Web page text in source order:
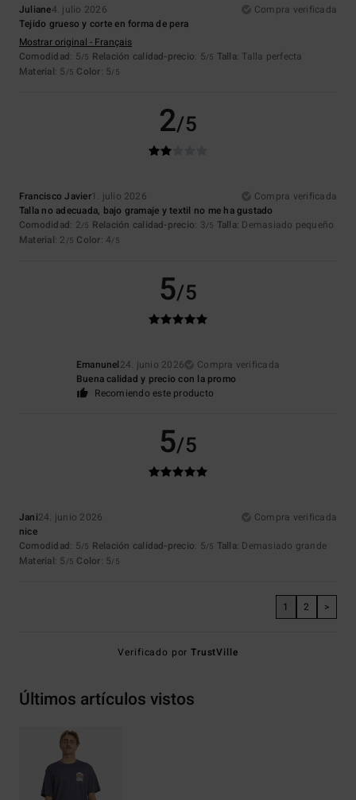
Juliane4. julio 2026
Compra verificada
Tejido grueso y corte en forma de pera
Mostrar original - Français
Comodidad: 5/5 Relación calidad-precio: 5/5 Talla: Talla perfecta
Material: 5 /5 Color: 5/5
2/5
Francisco Javier1. julio 2026
Compra verificada
Talla no adecuada, bajo gramaje y textil no me ha gustado
Comodidad: 2/5 Relación calidad-precio: 3/5 Talla: Demasiado pequeño
Material: 2 /5 Color: 4/5
5/5
Emanunel24. junio 2026
Compra verificada
Buena calidad y precio con la promo
Recomiendo este producto
5/5
Jani24. junio 2026
Compra verificada
nice
Comodidad: 5/5 Relación calidad-precio: 5/5 Talla: Demasiado grande
Material: 5 /5 Color: 5/5
1 2 >
Verificado porTrustVille
Últimos artículos vistos